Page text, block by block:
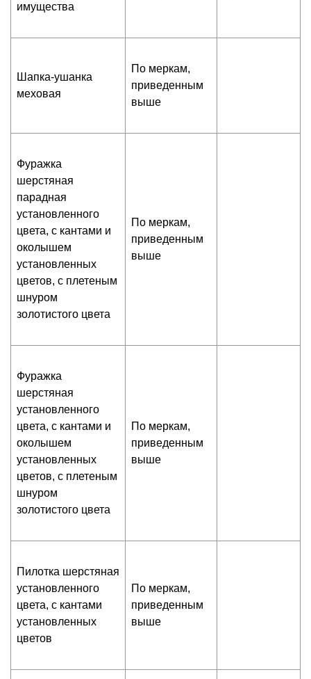
имущества
Шапка-ушанка
меховая
По меркам,
приведенным
выше
Фуражка
шерстяная
парадная
установленного
цвета, с кантами и
околышем
установленных
цветов, с плетеным
шнуром
золотистого цвета
По меркам,
приведенным
выше
Фуражка
шерстяная
установленного
цвета, с кантами и
околышем
установленных
цветов, с плетеным
шнуром
золотистого цвета
По меркам,
приведенным
выше
Пилотка шерстяная
установленного
цвета, с кантами
установленных
цветов
По меркам,
приведенным
выше